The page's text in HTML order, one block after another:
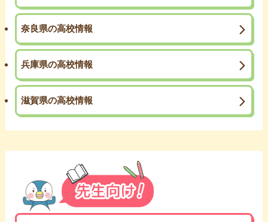
奈良県の高校情報
兵庫県の高校情報
滋賀県の高校情報